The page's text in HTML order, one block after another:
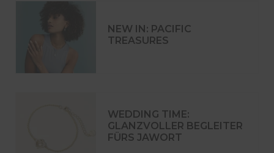
NEW IN: PACIFIC
TREASURES
WEDDING TIME:
GLANZVOLLER BEGLEITER
FÜRS JAWORT